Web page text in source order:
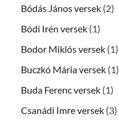
Bódás János versek (2)
Bódi Irén versek (1)
Bodor Miklós versek (1)
Buczkó Mária versek (1)
Buda Ferenc versek (1)
Csanádi Imre versek (3)